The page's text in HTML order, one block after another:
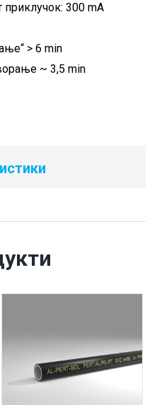
300 mA
> 6 min
~ 3,5 min